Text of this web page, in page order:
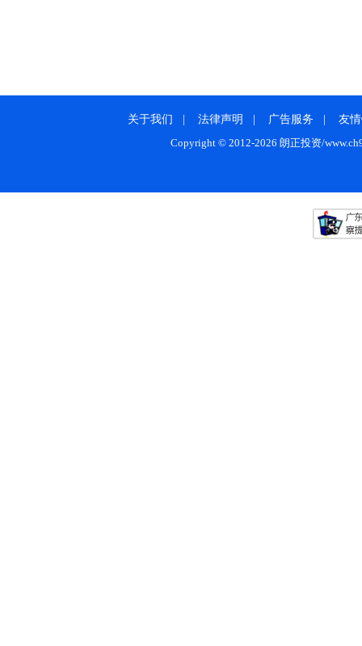
关于我们 法律声明 广告服务
友
Copyright © 2012-2026 朗正投资/